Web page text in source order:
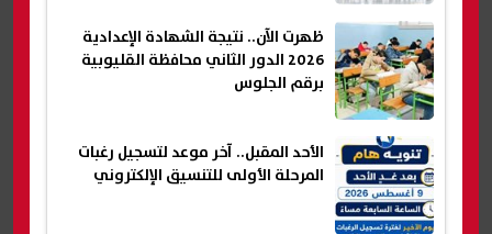
ظهرت الآن.. نتيجة الشهادة الإعدادية
2026 الدور الثاني محافظة القليوبية
برقم الجلوس
الأحد المقبل.. آخر موعد لتسجيل رغبات
المرحلة الأولى للتنسيق الإلكتروني